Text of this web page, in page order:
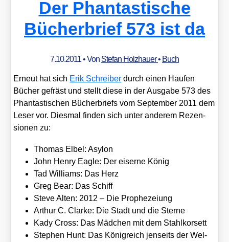
Der Phantastische
Bücherbrief 573 ist da
7.10.2011• Von Stefan Holzhauer• Buch
Erneut hat sich Erik Schrei­ber durch einen Hau­fen
Bücher gefräst und stellt die­se in der Aus­ga­be 573 des
Phan­tas­ti­schen Bücher­briefs vom Sep­tem­ber 2011 dem
Leser vor. Dies­mal fin­den sich unter ande­rem Rezen­
sio­nen zu:
Tho­mas Elbel: Asyl­on
John Hen­ry Eagle: Der eiser­ne König
Tad Wil­liams: Das Herz
Greg Bear: Das Schiff
Ste­ve Alten: 2012 – Die Pro­phe­zei­ung
Arthur C. Clar­ke: Die Stadt und die Ster­ne
Kady Cross: Das Mäd­chen mit dem Stahl­kor­sett
Ste­phen Hunt: Das König­reich jen­seits der Wel­